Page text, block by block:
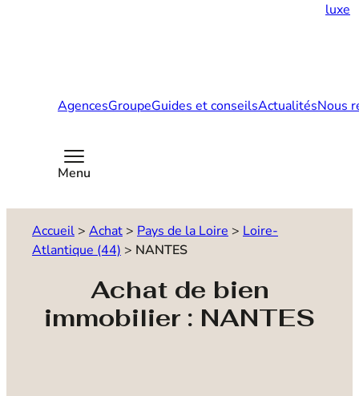
luxe
AgencesGroupeGuides et conseilsActualitésNous
Menu
Accueil > Achat > Pays de la Loire > Loire-
Atlantique (44) > NANTES
Achat de bien
immobilier : NANTES